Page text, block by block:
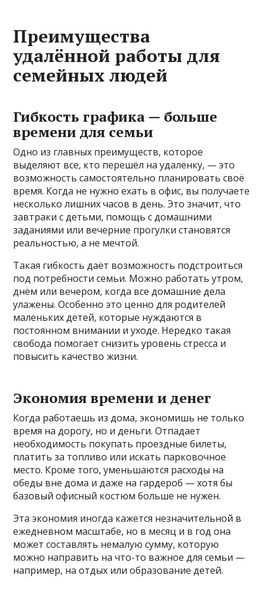
Преимущества
удалённой работы для
семейных людей
Гибкость графика — больше
времени для семьи
Одно из главных преимуществ, которое
выделяют все, кто перешёл на удалёнку, — это
возможность самостоятельно планировать своё
время. Когда не нужно ехать в офис, вы получаете
несколько лишних часов в день. Это значит, что
завтраки с детьми, помощь с домашними
заданиями или вечерние прогулки становятся
реальностью, а не мечтой.
Такая гибкость даёт возможность подстроиться
под потребности семьи. Можно работать утром,
днём или вечером, когда все домашние дела
улажены. Особенно это ценно для родителей
маленьких детей, которые нуждаются в
постоянном внимании и уходе. Нередко такая
свобода помогает снизить уровень стресса и
повысить качество жизни.
Экономия времени и денег
Когда работаешь из дома, экономишь не только
время на дорогу, но и деньги. Отпадает
необходимость покупать проездные билеты,
платить за топливо или искать парковочное
место. Кроме того, уменьшаются расходы на
обеды вне дома и даже на гардероб — хотя бы
базовый офисный костюм больше не нужен.
Эта экономия иногда кажется незначительной в
ежедневном масштабе, но в месяц и в год она
может составлять немалую сумму, которую
можно направить на что-то важное для семьи —
например, на отдых или образование детей.